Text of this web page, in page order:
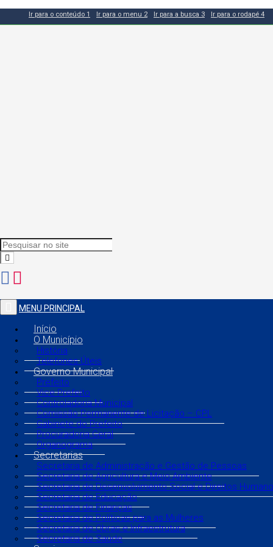
Ir para o conteúdo 1 Ir para o menu 2 Ir para a busca 3 Ir para o rodapé 4
MENU PRINCIPAL
Início
O Município
História
Telefones Úteis
Governo Municipal
Prefeito
Vice Prefeito
Controladoria Municipal
Comissão Permanente de Licitação – CPL
Gabinete do Prefeito
Procuradoria Geral
Organograma
Secretarias
Secretaria de Administração e Gestão de Pessoas
Secretaria de Agricultura e Meio Ambiente
Secretaria de Desenvolvimento Social e Direitos
Secretaria de Educação
Secretaria de Finanças
Secretaria de Políticas para as Mulheres
Secretaria de Obras e Infraestrutura
Secretaria de Saúde